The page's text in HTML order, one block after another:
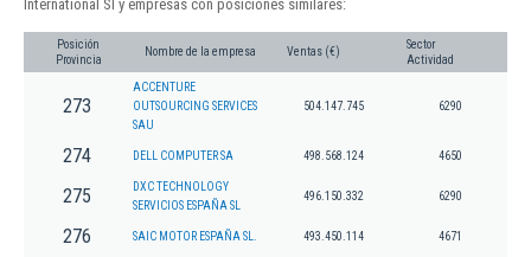
International Sl y empresas con posiciones similares:
Posición
Provincia
Nombre de la empresa Ventas (€)
Sector
Actividad
273
ACCENTURE
OUTSOURCING SERVICES
SAU
504.147.745 6290
274 DELL COMPUTER SA 498.568.124 4650
275
DXC TECHNOLOGY
SERVICIOS ESPAÑA SL
496.150.332 6290
276 SAIC MOTOR ESPAÑA SL. 493.450.114 4671